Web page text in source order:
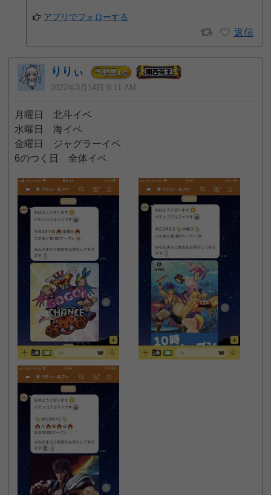
アプリでフォローする
返信
りりぃ 予想屋1位
2022年3月14日 9:11 AM
月曜日 北斗イベ
水曜日 海イベ
金曜日 ジャグラーイベ
6のつく日 全体イベ